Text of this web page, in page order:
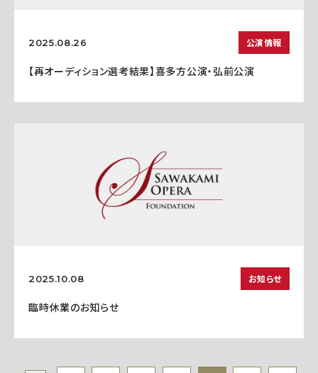
2025.08.26 公演情報
【再オーディション選考結果】喜多方公演・弘前公演
2025.10.08 お知らせ
臨時休業のお知らせ